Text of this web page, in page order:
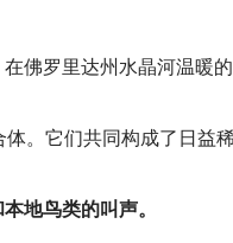
佛罗里达州水晶河温暖
。它们共同构成了日益
地鸟类的叫声。